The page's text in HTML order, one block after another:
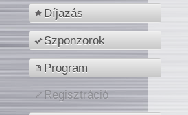
Díjazás
Szponzorok
Program
Regisztráció